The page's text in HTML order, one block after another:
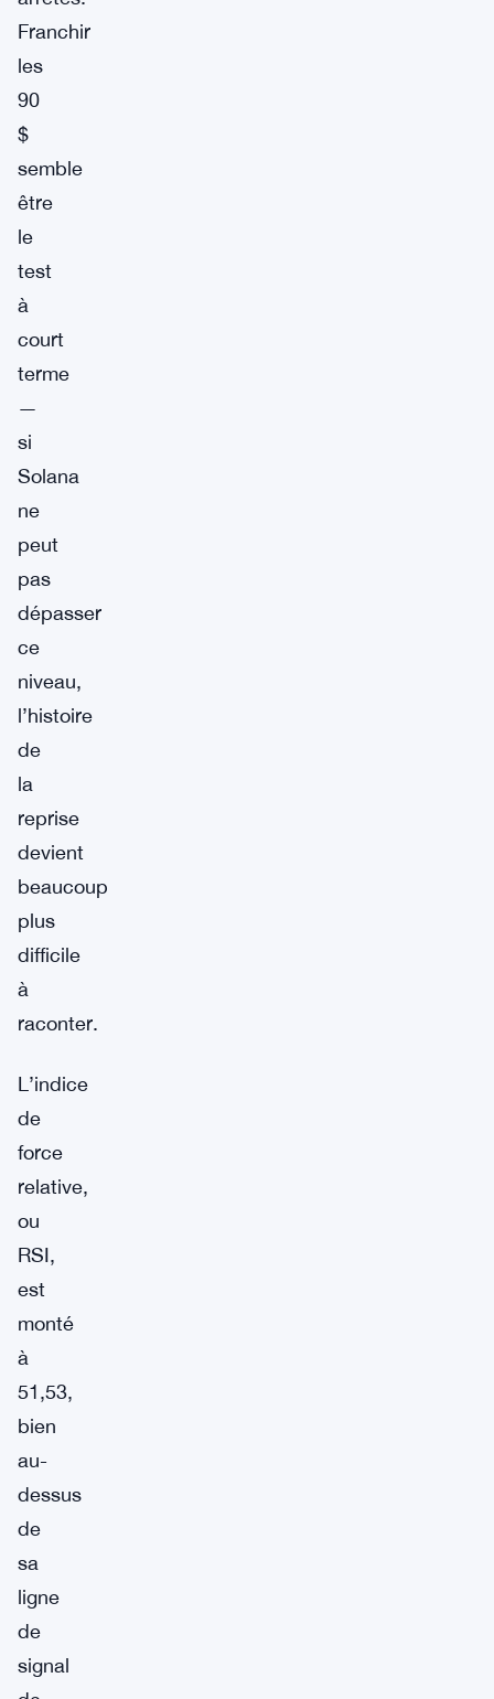
Franchir
les
90
$
semble
être
le
test
à
court
terme
—
si
Solana
ne
peut
pas
dépasser
ce
niveau,
l’histoire
de
la
reprise
devient
beaucoup
plus
difficile
à
raconter.
L’indice
de
force
relative,
ou
RSI,
est
monté
à
51,53,
bien
au-
dessus
de
sa
ligne
de
signal